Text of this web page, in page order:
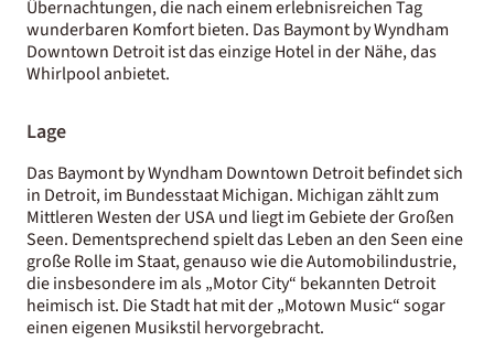
Übernachtungen, die nach einem erlebnisreichen Tag
wunderbaren Komfort bieten. Das Baymont by Wyndham
Downtown Detroit ist das einzige Hotel in der Nähe, das
Whirlpool anbietet.
Lage
Das Baymont by Wyndham Downtown Detroit befindet sich
in Detroit, im Bundesstaat Michigan. Michigan zählt zum
Mittleren Westen der USA und liegt im Gebiete der Großen
Seen. Dementsprechend spielt das Leben an den Seen eine
große Rolle im Staat, genauso wie die Automobilindustrie,
die insbesondere im als „Motor City“ bekannten Detroit
heimisch ist. Die Stadt hat mit der „Motown Music“ sogar
einen eigenen Musikstil hervorgebracht.